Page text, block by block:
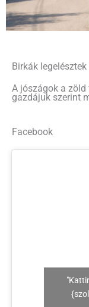
Birkák
A jószágok a zöld
gazdájuk szerint
Facebook